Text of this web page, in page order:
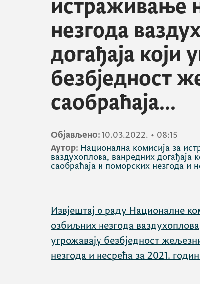
истраживање
незгода
догађаја који
безбједност
саобраћаја...
Објављено: 10.03.2022. • 08:15
Аутор: Национална комисија за
ваздухоплова, ванредних догађаја
саобраћаја и поморских незгода и
Извјештај о раду Националне
озбиљних незгода
угрожавају безбједност
незгода и несрећа за 2021.